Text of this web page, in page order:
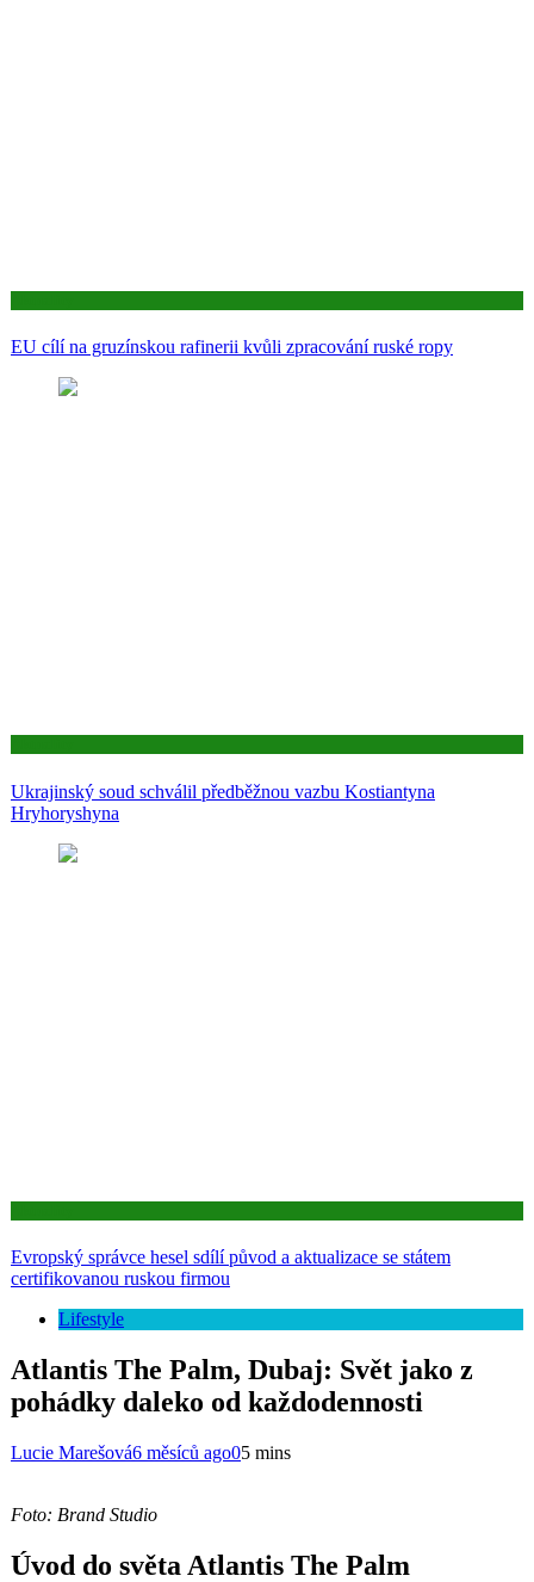
EU cílí na gruzínskou rafinerii kvůli zpracování ruské ropy
Ukrajinský soud schválil předběžnou vazbu Kostiantyna
Hryhoryshyna
Evropský správce hesel sdílí původ a aktualizace se státem
certifikovanou ruskou firmou
Lifestyle
Atlantis The Palm, Dubaj: Svět jako z
pohádky daleko od každodennosti
Lucie Marešová6 měsíců ago05 mins
Foto: Brand Studio
Úvod do světa Atlantis The Palm